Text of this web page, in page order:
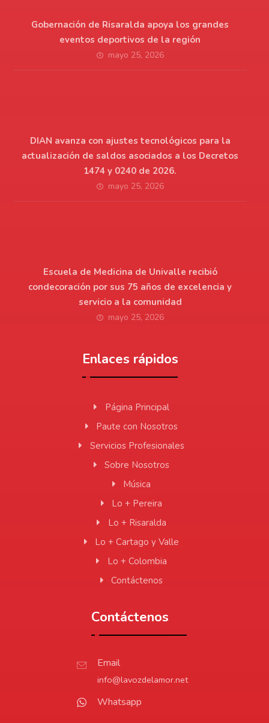
Gobernación de Risaralda apoya los grandes
eventos deportivos de la región
mayo 25, 2026
DIAN avanza con ajustes tecnológicos para la
actualización de saldos asociados a los Decretos
1474 y 0240 de 2026.
mayo 25, 2026
Escuela de Medicina de Univalle recibió
condecoración por sus 75 años de excelencia y
servicio a la comunidad
mayo 25, 2026
Enlaces rápidos
Página Principal
Paute con Nosotros
Servicios Profesionales
Sobre Nosotros
Música
Lo + Pereira
Lo + Risaralda
Lo + Cartago y Valle
Lo + Colombia
Contáctenos
Contáctenos
Email
info@lavozdelamor.net
Whatsapp